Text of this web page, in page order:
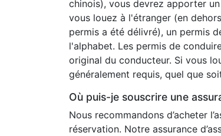
chinois), vous devrez apporter
vous louez à l'étranger (en
permis a été délivré), un permis
l'alphabet. Les permis de
original du conducteur. Si vous
généralement requis, quel que
Où puis-je souscrire une
Nous recommandons d’acheter
réservation. Notre assurance